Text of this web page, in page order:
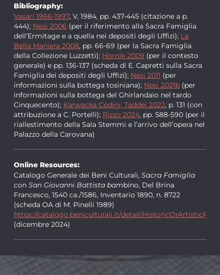
Bibliography:
Vasari 1966-1997, V, 1984, pp. 437-445 (citazione a p.
444); Nesi 2006 (per il riferimento alla Sacra Famiglia
dell’Ermitage e a quella nei depositi degli Uffizi); La
Bella Maniera 2008, pp. 66-69 (per la Sacra Famiglia
della Collezione Luzzetti); Hornik 2009 (per il contesto
generale) e pp. 136-137 (scheda di E. Capretti sulla Sacra
Famiglia dei depositi degli Uffizi); Nesi 2011 (per
informazioni sulla bottega tosiniana); Nesi 2021b (per
informazioni sulla bottega del Ghirlandaio nel tardo
Cinquecento); Karwacka Codini, Taddei 2022, p. 131 (con
attribuzione a C. Portelli); Rizzo 2024, pp. 588-590 (per il
riallestimento della Sala Stemmi e l’arrivo dell’opera nel
Palazzo della Carovana)
Online Resources:
Catalogo Generale dei Beni Culturali, Sacra Famiglia
con San Giovanni Battista bambino, Del Brina
Francesco, 1540 ca./1586, Inventario 1890, n. 8722
(scheda OA di M. Pinelli 1989)
https://catalogo.beniculturali.it/detail/
(dicembre 2024)